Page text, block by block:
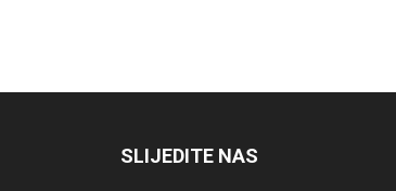
SLIJEDITE NAS